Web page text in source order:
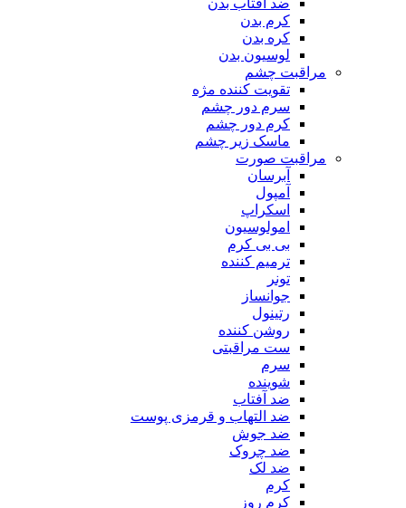
ضد آفتاب بدن
کرم بدن
کره بدن
لوسیون بدن
مراقبت چشم
تقویت کننده مژه
سرم دور چشم
کرم دور چشم
ماسک زیر چشم
مراقبت صورت
آبرسان
آمپول
اسکراپ
امولوسیون
بی بی کرم
ترمیم کننده
تونر
جوانساز
رتینول
روشن کننده
ست مراقبتی
سرم
شوینده
ضد آفتاب
ضد التهاب و قرمزی پوست
‌ضد جوش
ضد چروک
ضد لک
کرم
کرم روز